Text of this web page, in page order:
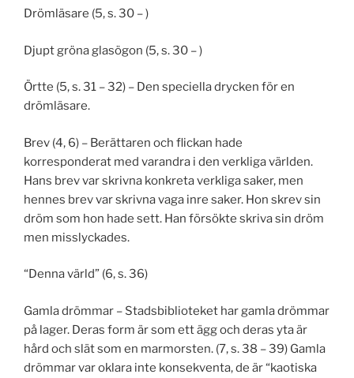
Drömläsare (5, s. 30 – )
Djupt gröna glasögon (5, s. 30 – )
Örtte (5, s. 31 – 32) – Den speciella drycken för en
drömläsare.
Brev (4, 6) – Berättaren och flickan hade
korresponderat med varandra i den verkliga världen.
Hans brev var skrivna konkreta verkliga saker, men
hennes brev var skrivna vaga inre saker. Hon skrev sin
dröm som hon hade sett. Han försökte skriva sin dröm
men misslyckades.
“Denna värld” (6, s. 36)
Gamla drömmar – Stadsbiblioteket har gamla drömmar
på lager. Deras form är som ett ägg och deras yta är
hård och slät som en marmorsten. (7, s. 38 – 39) Gamla
drömmar var oklara inte konsekventa, de är “kaotiska